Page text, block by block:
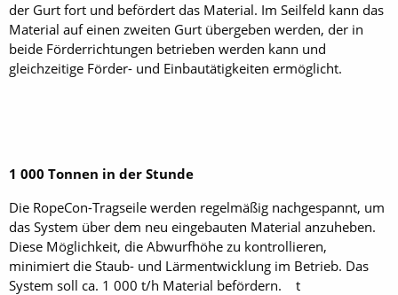
der Gurt fort und befördert das Material. Im Seilfeld kann das
Material auf einen zweiten Gurt übergeben werden, der in
beide Förderrichtungen betrieben werden kann und
gleichzeitige Förder- und Einbautätigkeiten ermöglicht.
1 000 Tonnen in der Stunde
Die RopeCon-Tragseile werden regelmäßig nachgespannt, um
das System über dem neu eingebauten Material anzuheben.
Diese Möglichkeit, die Abwurfhöhe zu kontrollieren,
minimiert die Staub- und Lärmentwicklung im Betrieb. Das
System soll ca. 1 000 t/h Material befördern. t